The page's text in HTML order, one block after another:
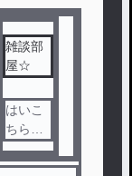
雑談部
屋☆
はいこ
ちら重
要なお
知らせ